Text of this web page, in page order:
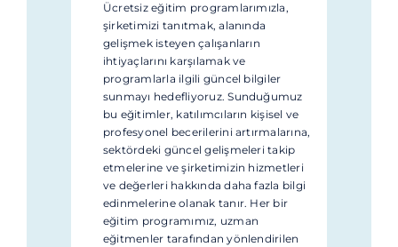
Ücretsiz eğitim programlarımızla,
şirketimizi tanıtmak, alanında
gelişmek isteyen çalışanların
ihtiyaçlarını karşılamak ve
programlarla ilgili güncel bilgiler
sunmayı hedefliyoruz. Sunduğumuz
bu eğitimler, katılımcıların kişisel ve
profesyonel becerilerini artırmalarına,
sektördeki güncel gelişmeleri takip
etmelerine ve şirketimizin hizmetleri
ve değerleri hakkında daha fazla bilgi
edinmelerine olanak tanır. Her bir
eğitim programımız, uzman
eğitmenler tarafından yönlendirilen